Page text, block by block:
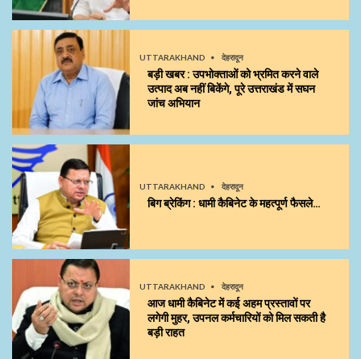
UTTARAKHAND देहरादून
बड़ी खबर : उपभोक्ताओं को भ्रमित करने वाले
उत्पाद अब नहीं बिकेंगे, पूरे उत्तराखंड में सघन
जांच अभियान
UTTARAKHAND देहरादून
बिग ब्रेकिंग : धामी कैबिनेट के महत्पूर्ण फैसले…
UTTARAKHAND देहरादून
आज धामी कैबिनेट में कई अहम प्रस्तावों पर
लगेगी मुहर, उपनल कर्मचारियों को मिल सकती है
बड़ी राहत